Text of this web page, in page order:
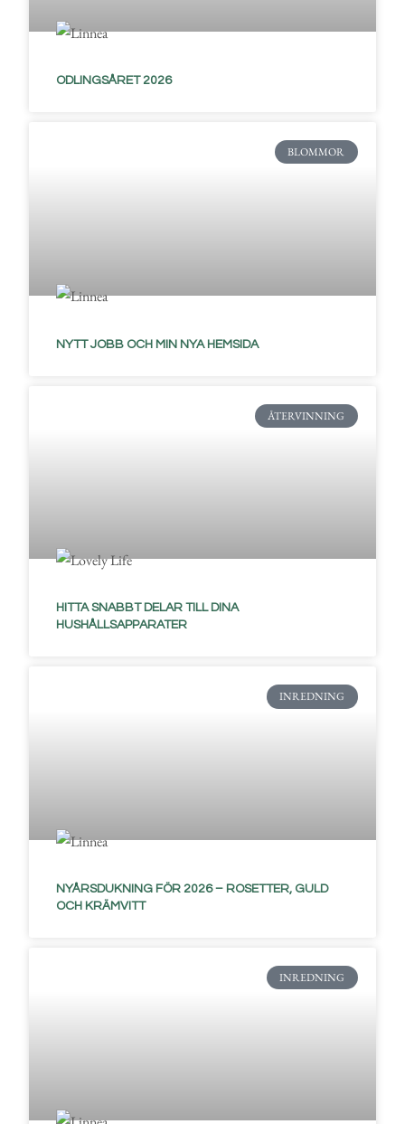
ODLINGSÅRET 2026
BLOMMOR
NYTT JOBB OCH MIN NYA HEMSIDA
ÅTERVINNING
HITTA SNABBT DELAR TILL DINA
HUSHÅLLSAPPARATER
INREDNING
NYÅRSDUKNING FÖR 2026 – ROSETTER, GULD
OCH KRÄMVITT
INREDNING